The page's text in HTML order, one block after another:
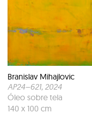
Branislav Mihajlovic
AP24–621, 2024
Óleo sobre tela
140 x 100 cm